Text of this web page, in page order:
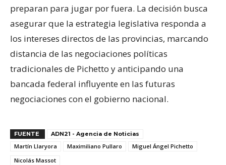
preparan para jugar por fuera. La decisión busca
asegurar que la estrategia legislativa responda a
los intereses directos de las provincias, marcando
distancia de las negociaciones políticas
tradicionales de Pichetto y anticipando una
bancada federal influyente en las futuras
negociaciones con el gobierno nacional.
FUENTE ADN21 - Agencia de Noticias
Martín Llaryora Maximiliano Pullaro
Miguel Ángel Pichetto
Nicolás Massot